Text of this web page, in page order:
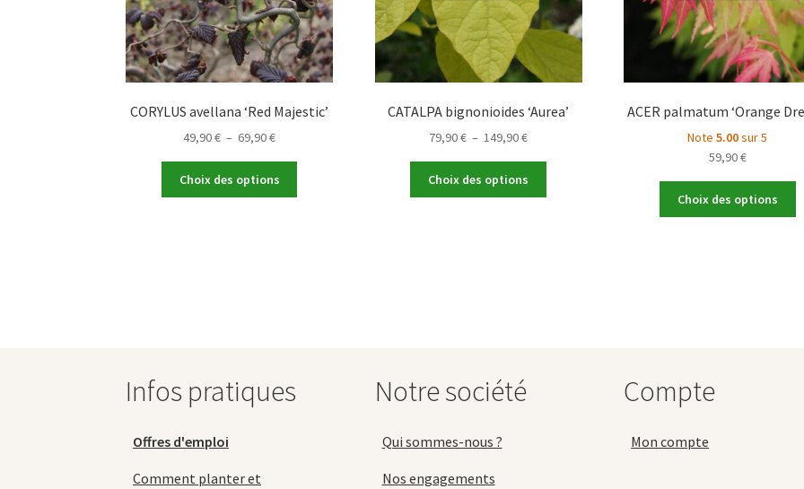
CORYLUS avellana ‘Red Majestic’
49,90€ – 69,90€Plage
prix :
49,90 €
Choix des options
CATALPA bignonioides ‘Aurea’
79,90€ – 149,90€Plage
prix :
79,90 €
Choix des options
ACER palmatum ‘Orange
Note5.00sur 5
59,90€
Choix des options
Infos pratiques
Offres d'emploi
Comment planter et
Notre société
Qui sommes-nous ?
Nos engagements
Compte
Mon compte